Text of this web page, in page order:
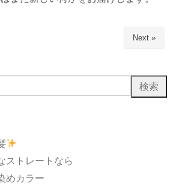
Next »
ストレートなら
めカラー